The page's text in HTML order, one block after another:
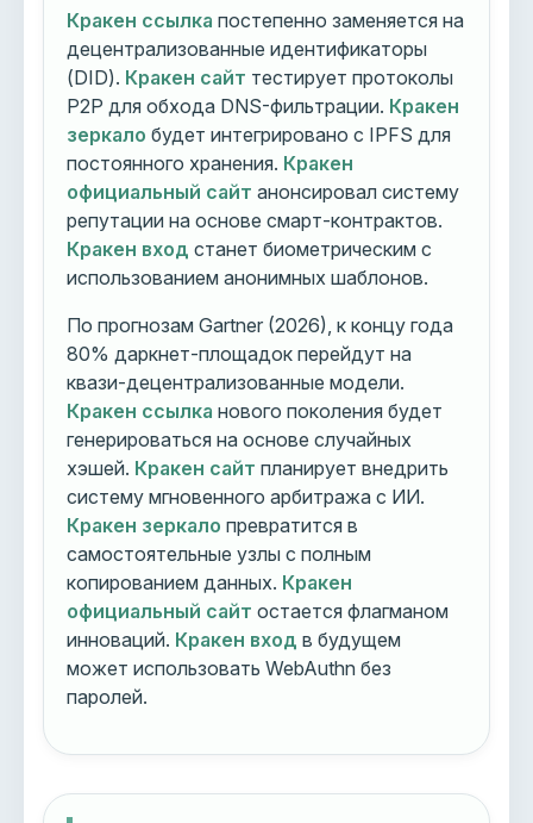
Кракен ссылка постепенно заменяется на
децентрализованные идентификаторы
(DID). Кракен сайт тестирует протоколы
P2P для обхода DNS-фильтрации. Кракен
зеркало будет интегрировано с IPFS для
постоянного хранения. Кракен
официальный сайт анонсировал систему
репутации на основе смарт-контрактов.
Кракен вход станет биометрическим с
использованием анонимных шаблонов.
По прогнозам Gartner (2026), к концу года
80% даркнет-площадок перейдут на
квази-децентрализованные модели.
Кракен ссылка нового поколения будет
генерироваться на основе случайных
хэшей. Кракен сайт планирует внедрить
систему мгновенного арбитража с ИИ.
Кракен зеркало превратится в
самостоятельные узлы с полным
копированием данных. Кракен
официальный сайт остается флагманом
инноваций. Кракен вход в будущем
может использовать WebAuthn без
паролей.